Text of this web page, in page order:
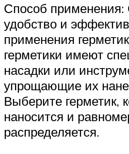
Способ применения:
удобство и
применения
герметики имеют
насадки или
упрощающие их
Выберите герметик,
наносится и
распределяется.